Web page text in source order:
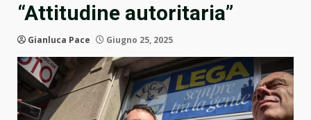
“Attitudine autoritaria”
Gianluca Pace Giugno 25, 2025